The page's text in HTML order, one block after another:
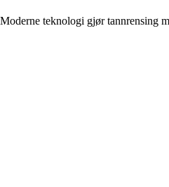
Moderne teknologi gjør tannrensing